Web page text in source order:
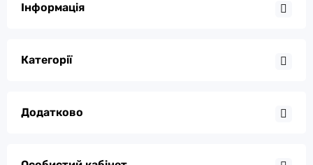
Інформація
Категорії
Додатково